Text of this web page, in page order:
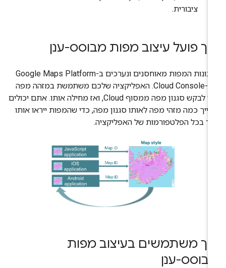
ציבורית.
פועל עיצוב מפות מבוסס-ענן
סגנונות המפות מאוחסנים ונערכים ב-Google Maps Platform
שב-Cloud Console. האפליקציה שלכם משתמשת במזהה מפה
כדי לבקש סגנון מפה ממסוף Cloud, ואז מחילה אותו. אתם יכולים
כמה מזהי מפה לאותו סגנון מפה, כדי שהמפות ייראו אותו
בכל הפלטפורמות של האפליקציה.
משתמשים בעיצוב מפות
ענן